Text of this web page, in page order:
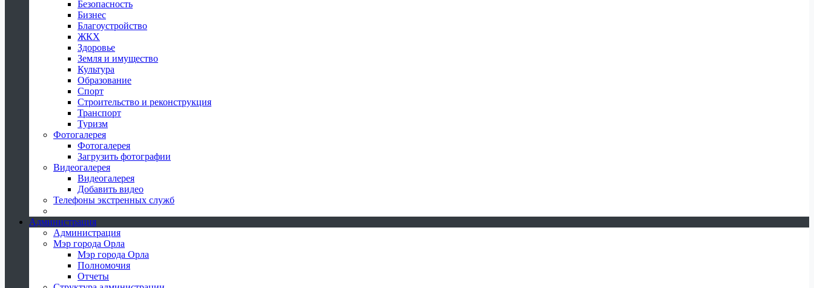
Безопасность
Бизнес
Благоустройство
ЖКХ
Здоровье
Земля и имущество
Культура
Образование
Спорт
Строительство и реконструкция
Транспорт
Туризм
Фотогалерея
Фотогалерея
Загрузить фотографии
Видеогалерея
Видеогалерея
Добавить видео
Телефоны экстренных служб
Администрация
Администрация
Мэр города Орла
Мэр города Орла
Полномочия
Отчеты